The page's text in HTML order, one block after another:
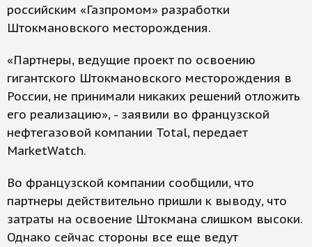
российским «Газпромом» разработки
Штокмановского месторождения.
«Партнеры, ведущие проект по освоению
гигантского Штокмановского месторождения в
России, не принимали никаких решений отложить
его реализацию», - заявили во французской
нефтегазовой компании Total, передает
MarketWatch.
Во французской компании сообщили, что
партнеры действительно пришли к выводу, что
затраты на освоение Штокмана слишком высоки.
Однако сейчас стороны все еще ведут